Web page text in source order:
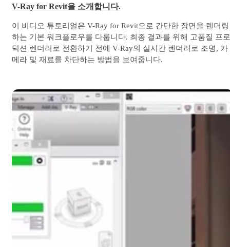
V-Ray for Revit을 소개합니다.
이 비디오 튜토리얼은 V-Ray for Revit으로 간단한 장면을 렌더링
하는 기본 워크플로우를 다룹니다. 최종 결과를 위해 고품질 프로
덕션 렌더러로 전환하기 전에 V-Ray의 실시간 렌더러로 조명, 카
메라 및 재료를 차단하는 방법을 보여줍니다.